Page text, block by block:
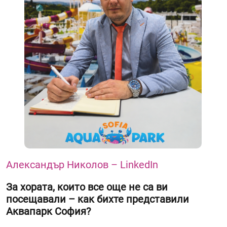
Александър Николов – LinkedIn
За хората, които все още не са ви
посещавали – как бихте представили
Аквапарк София?